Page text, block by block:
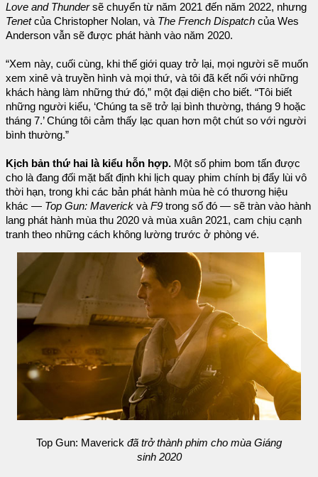
Love and Thundersẽ chuyển từ năm 2021 đến năm 2022, nhưng
Tenetcủa Christopher Nolan, và The French Dispatch của Wes
Anderson vẫn sẽ được phát hành vào năm 2020.
“Xem này, cuối cùng, khi thế giới quay trở lại, mọi người sẽ muốn
xem xinê và truyền hình và mọi thứ, và tôi đã kết nối với những
khách hàng làm những thứ đó,” một đại diện cho biết. “Tôi biết
những người kiểu, ‘Chúng ta sẽ trở lại bình thường, tháng 9 hoặc
tháng 7.’ Chúng tôi cảm thấy lạc quan hơn một chút so với người
bình thường.”
Kịch bản thứ hai là kiểu hỗn hợp. Một số phim bom tấn được
cho là đang đối mặt bất định khi lịch quay phim chính bị đẩy lùi vô
thời hạn, trong khi các bản phát hành mùa hè có thương hiệu
khác — Top Gun: Maverick và F9 trong số đó — sẽ tràn vào hành
lang phát hành mùa thu 2020 và mùa xuân 2021, cam chịu cạnh
tranh theo những cách không lường trước ở phòng vé.
Top Gun: Maverick đã trở thành phim cho mùa Giáng
sinh 2020